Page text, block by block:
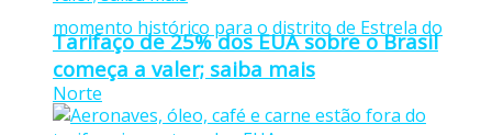
Tarifaço de 25% dos EUA sobre o Brasil
começa a valer; saiba mais